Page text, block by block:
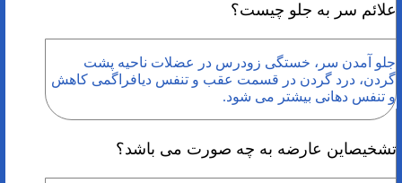
علائم سر به جلو چیست؟
جلو آمدن سر، خستگی زودرس در عضلات ناحیه پشت
گردن، درد گردن در قسمت عقب و تنفس دیافراگمی کاهش
و تنفس دهانی بیشتر می شود.
تشخیصاین عارضه به چه صورت می باشد؟